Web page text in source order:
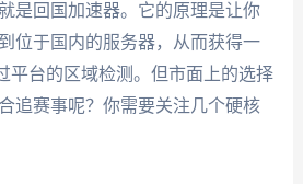
是回国加速器。它的原理是让你
位于国内的服务器，从而获得一
平台的区域检测。但市面上的选择
追赛事呢？你需要关注几个硬核